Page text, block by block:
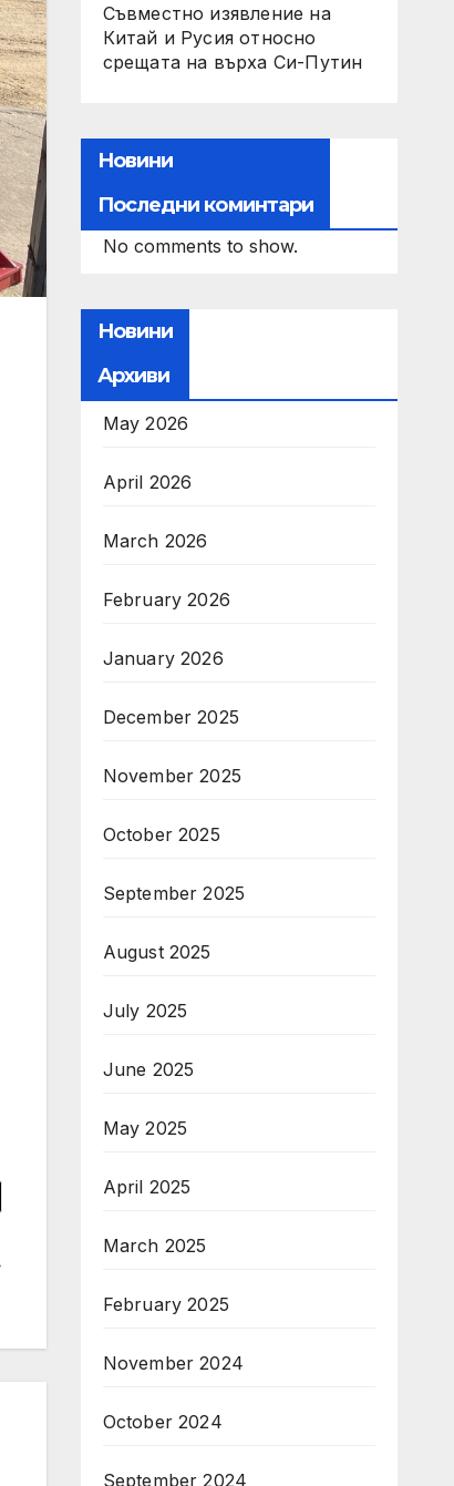
Съвместно изявление на
Китай и Русия относно
срещата на върха Си-Путин
Новини
Последни коминтари
No comments to show.
Новини
Архиви
May 2026
April 2026
March 2026
February 2026
January 2026
December 2025
November 2025
October 2025
September 2025
August 2025
July 2025
June 2025
May 2025
April 2025
March 2025
February 2025
November 2024
October 2024
September 2024